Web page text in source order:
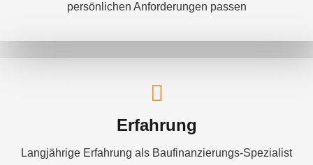
persönlichen Anforderungen passen
Erfahrung
Langjährige Erfahrung als Baufinanzierungs-Spezialist